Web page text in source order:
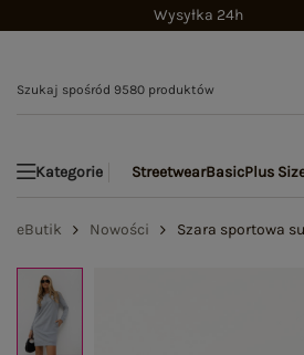
Wysyłka 24h
Kategorie StreetwearBasicPlus
eButik Nowości Szara sportowa